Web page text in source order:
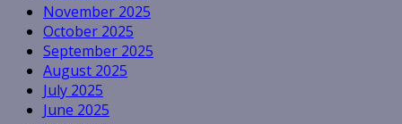
November 2025
October 2025
September 2025
August 2025
July 2025
June 2025